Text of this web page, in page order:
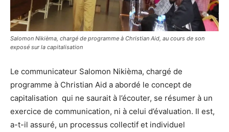
Salomon Nikièma, chargé de programme à Christian Aid, au cours de son
exposé sur la capitalisation
Le communicateur Salomon Nikièma, chargé de
programme à Christian Aid a abordé le concept de
capitalisation qui ne saurait à l’écouter, se résumer à un
exercice de communication, ni à celui d’évaluation. Il est,
a-t-il assuré, un processus collectif et individuel